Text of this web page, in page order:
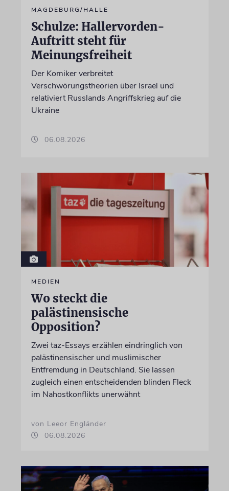
MAGDEBURG/HALLE
Schulze: Hallervorden-
Auftritt steht für
Meinungsfreiheit
Der Komiker verbreitet
Verschwörungstheorien über Israel und
relativiert Russlands Angriffskrieg auf die
Ukraine
06.08.2026
MEDIEN
Wo steckt die
palästinensische
Opposition?
Zwei taz-Essays erzählen eindringlich von
palästinensischer und muslimischer
Entfremdung in Deutschland. Sie lassen
zugleich einen entscheidenden blinden Fleck
im Nahostkonflikts unerwähnt
von Leeor Engländer
06.08.2026